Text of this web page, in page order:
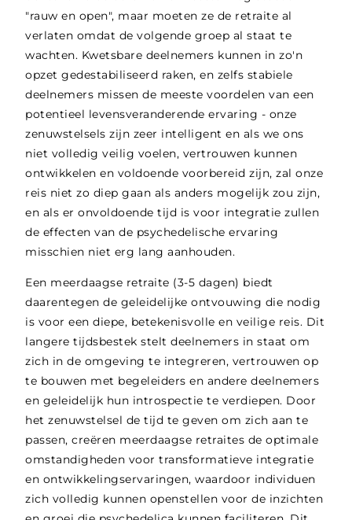
"rauw en open", maar moeten ze de retraite al
verlaten omdat de volgende groep al staat te
wachten. Kwetsbare deelnemers kunnen in zo'n
opzet gedestabiliseerd raken, en zelfs stabiele
deelnemers missen de meeste voordelen van een
potentieel levensveranderende ervaring - onze
zenuwstelsels zijn zeer intelligent en als we ons
niet volledig veilig voelen, vertrouwen kunnen
ontwikkelen en voldoende voorbereid zijn, zal onze
reis niet zo diep gaan als anders mogelijk zou zijn,
en als er onvoldoende tijd is voor integratie zullen
de effecten van de psychedelische ervaring
misschien niet erg lang aanhouden.
Een meerdaagse retraite (3-5 dagen) biedt
daarentegen de geleidelijke ontvouwing die nodig
is voor een diepe, betekenisvolle en veilige reis. Dit
langere tijdsbestek stelt deelnemers in staat om
zich in de omgeving te integreren, vertrouwen op
te bouwen met begeleiders en andere deelnemers
en geleidelijk hun introspectie te verdiepen. Door
het zenuwstelsel de tijd te geven om zich aan te
passen, creëren meerdaagse retraites de optimale
omstandigheden voor transformatieve integratie
en ontwikkelingservaringen, waardoor individuen
zich volledig kunnen openstellen voor de inzichten